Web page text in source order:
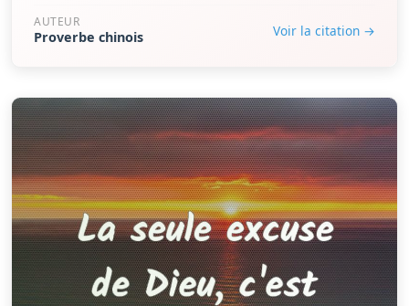
AUTEUR
Proverbe chinois Voir la citation →